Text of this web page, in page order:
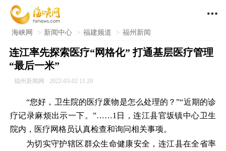

海峡网 > 新闻中心 > 福建频道 > 福州新闻
连江率先探索医疗“网格化” 打通基层医疗管理
“最后一米”
福州新闻网 2022-03-02 11:20
“您好，卫生院的医疗废物是怎么处理的？”“近期的诊
疗记录麻烦出示一下。”……1日，连江县官坂镇中心卫生
院内，医疗网格员认真检查和询问相关事项。
为切实守护辖区群众生命健康安全，连江县在全省率